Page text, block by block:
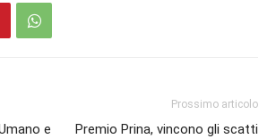
e
Prossimo articolo
Premio Prina, vincono gli scatti